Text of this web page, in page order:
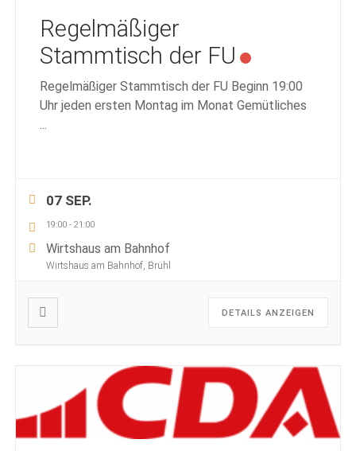
Regelmäßiger
Stammtisch der FU
Regelmäßiger Stammtisch der FU Beginn 19:00
Uhr jeden ersten Montag im Monat Gemütliches
07 SEP.
19:00 -21:00
Wirtshaus am Bahnhof
Wirtshaus am Bahnhof, Brühl
DETAILS ANZEIGEN